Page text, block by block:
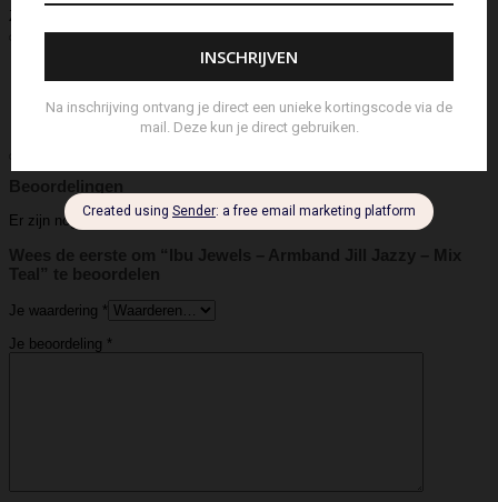
Zeep
Aanvullende informatie
Soort Armband, Armbandje
Beoordelingen
Er zijn nog geen beoordelingen.
Wees de eerste om “Ibu Jewels – Armband Jill Jazzy – Mix
Teal” te beoordelen
Je waardering *
Je beoordeling *